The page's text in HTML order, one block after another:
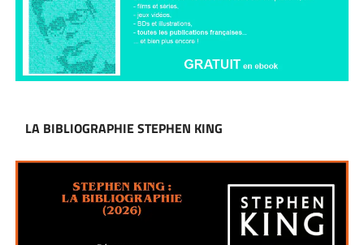
LA BIBLIOGRAPHIE STEPHEN KING